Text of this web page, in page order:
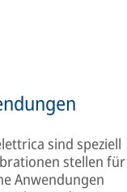
sind speziell
stellen für
Anwendungen